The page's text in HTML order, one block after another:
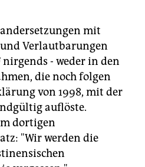
mit
Verlautbarungen
- weder in den
die noch folgen
von 1998, mit der
auflöste.
dortigen
"Wir werden die